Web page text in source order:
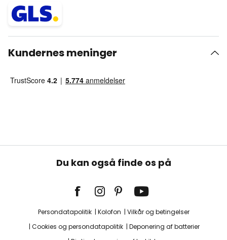
Kundernes meninger
Du kan også finde os på
Persondatapolitik Kolofon
Vilkår og betingelser
Cookies og persondatapolitik
Deponering af batterier